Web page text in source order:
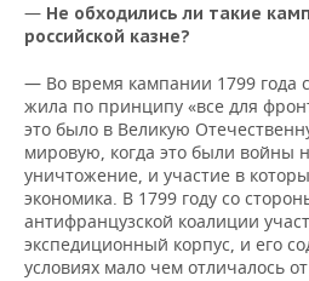
— Не обходились ли такие
российской казне?
— Во время кампании 1799 года
жила по принципу «все для
это было в Великую
мировую, когда это были войны
уничтожение, и участие в
экономика. В 1799 году со
антифранцузской коалиции
экспедиционный корпус, и его
условиях мало чем отличалось